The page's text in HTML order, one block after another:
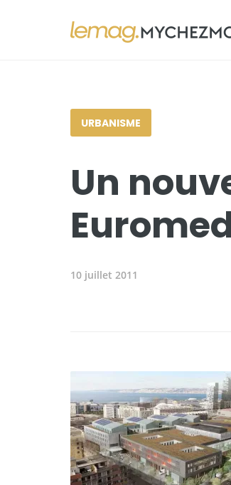
URBANISME
Un
10 juillet 2011